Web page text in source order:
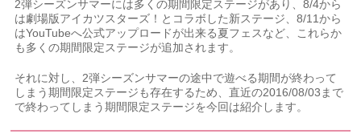
2弾シーズンサマーには多くの期間限定ステージがあり、8/4から
は劇場版アイカツスターズ！とコラボした新ステージ、8/11から
はYouTubeへ公式アップロードが出来る夏フェスなど、これらか
も多くの期間限定ステージが追加されます。
それに対し、2弾シーズンサマーの途中で遊べる期間が終わって
しまう期間限定ステージも存在するため、直近の2016/08/03まで
で終わってしまう期間限定ステージを今回は紹介します。